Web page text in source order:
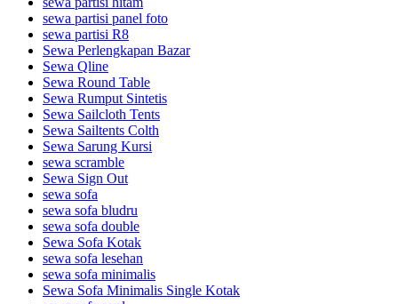
sewa partisi panel foto
sewa partisi R8
Sewa Perlengkapan Bazar
Sewa Qline
Sewa Round Table
Sewa Rumput Sintetis
Sewa Sailcloth Tents
Sewa Sailtents Colth
Sewa Sarung Kursi
sewa scramble
Sewa Sign Out
sewa sofa
sewa sofa bludru
sewa sofa double
Sewa Sofa Kotak
sewa sofa lesehan
sewa sofa minimalis
Sewa Sofa Minimalis Single Kotak